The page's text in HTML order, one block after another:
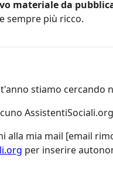
materiale da
sempre più ricco.
stiamo cercando
alla mia mail [email
per inserire